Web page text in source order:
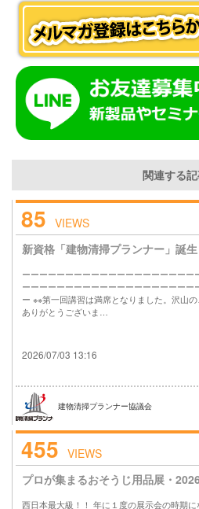
関連する
85 VIEWS
新資格「建物清掃プランナー」誕生
ーーーーーーーーーーーーーーーーーーーー
ーーーーーーーーーーーーーーーーーーーー
ー ※※第一回講習は満席となりました。沢山
ありがとうございま…
2026/07/03 13:16
建物清掃プランナー協議会
455 VIEWS
プロが集まるおそうじ用品展・
西日本最大級！！ 年に１度の展示会の時期に